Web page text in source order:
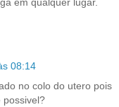
em qualquer lugar.
08:14
no colo do utero pois
possivel?